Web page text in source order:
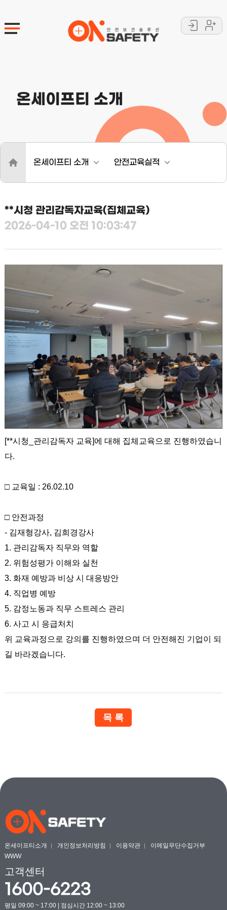
로
회
온세이프티 소개
온세이프티 소개
안전교육실적
**시청 관리감독자교육(집체교육)
2026-04-10 오전 10:03:47
[**시청_관리감독자 교육]에 대해 집체교육으로 진행하였습니
다.
□ 교육일 : 26.02.10
□ 안전과정
- 김재형강사, 김희경강사
1. 관리감독자 직무와 역할
2. 위험성평가 이해와 실천
3. 화재 예방과 비상 시 대응방안
4. 직업병 예방
5. 감정노동과 직무 스트레스 관리
6. 사고 시 응급처치
위 교육과정으로 강의를 진행하였으며 더 안전해진 기업이 되
길 바라겠습니다.
온세이프티소개 개인정보처리방침 이용약관
이메일무단수집거부
WWW
고객센터
1600-6223
평일 09:00 ~ 17:00 | 점심시간 12:00 ~ 13:00